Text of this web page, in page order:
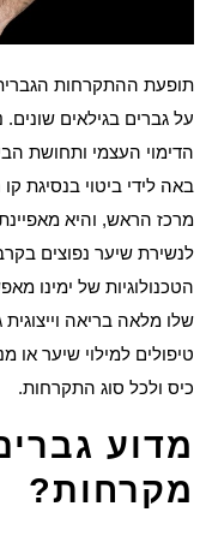
תופעת ההתקרחות
על גברים בגילאים שונים.
הדימוי העצמי ותחושת
באה לידי ביטוי בנסיגת
מרכז הראש, והיא מאפיינת
לנשירת שיער נפוצים
הטכנולוגיות של ימינו
שלו מלאה בריאה
טיפולים למילוי שיער או
כיס ולכל סוג התקרחות.
מדוע
מקרחות?